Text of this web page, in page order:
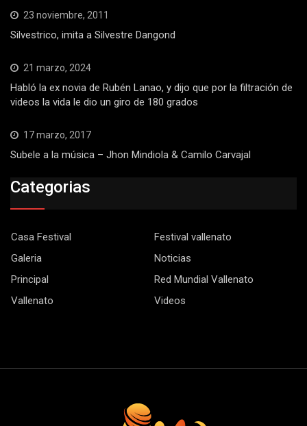
23 noviembre, 2011
Silvestrico, imita a Silvestre Dangond
21 marzo, 2024
Habló la ex novia de Rubén Lanao, y dijo que por la filtración de
videos la vida le dio un giro de 180 grados
17 marzo, 2017
Subele a la música – Jhon Mindiola & Camilo Carvajal
Categorias
Casa Festival
Festival vallenato
Galeria
Noticias
Principal
Red Mundial Vallenato
Vallenato
Videos